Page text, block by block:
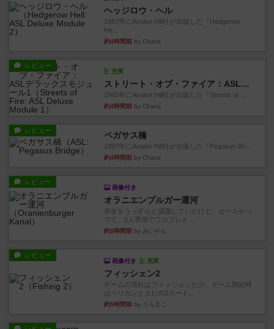
ヘッジロウ・ヘル
1987年にAvalon Hill社が出版した『Hedgerow
He...
約4時間前 by Chaco
レビュー
充実
ストリート・オブ・ファイア：ASLデラックスモジュール1
1985年にAvalon Hill社が出版した『Streets of ...
約4時間前 by Chaco
レビュー ペガサス橋
1997年にAvalon Hill社が出版した『Pegasus Bri...
約4時間前 by Chaco
レビュー
画像付き
オラニエンブルガー運河
存在をうっすらと認識していたけど、セールやっ
てて、2人専用でワカプレと...
約5時間前 by みいやん
レビュー
画像付き 充実
フィッシェン2
ゲームの流れはフィッシェンだが、ゲーム開始時
はペリカンとエビの2スート...
約5時間前 by うらまこ